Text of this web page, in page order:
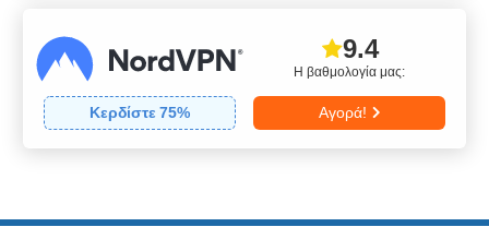
Η βαθμολογία μας:
9.4
Κερδίστε 75% Αγορά!